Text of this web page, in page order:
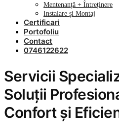
Mentenanță + Întreținere
Instalare și Montaj
Certificari
Portofoliu
Contact
0746122622
Servicii
Soluții
Confort și